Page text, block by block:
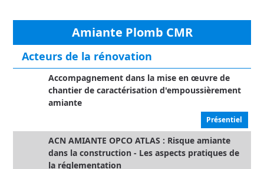
Amiante Plomb CMR
Acteurs de la rénovation
Accompagnement dans la mise en œuvre de
chantier de caractérisation d'empoussièrement
amiante
Présentiel
ACN AMIANTE OPCO ATLAS : Risque amiante
dans la construction - Les aspects pratiques de
la réglementation